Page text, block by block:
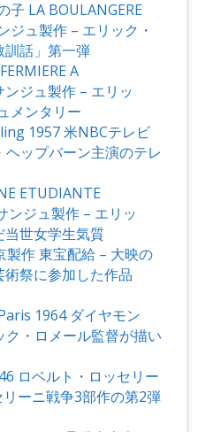
子 LA BOULANGERE
ジュ製作 – エリック・
訓話」第一弾
A
ジュ製作 – エリッ
メンタリー
1957 米NBCテレビ
ップバーン主演のテレ
ETUDIANTE
ンジュ製作 – エリッ
当世女学生気質
製作 東宝配給 – 大映の
祭に参加した作品
1964 ダイヤモン
ク・ロメール監督が描い
ロベルト・ロッセリー
ーニ戦争3部作の第2弾